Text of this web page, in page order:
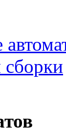
сборки